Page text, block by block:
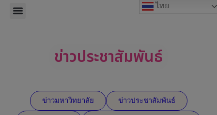
ไทย
ข่าวประชาสัมพันธ์
ข่าวมหาวิทยาลัย ข่าวประชาสัมพันธ์